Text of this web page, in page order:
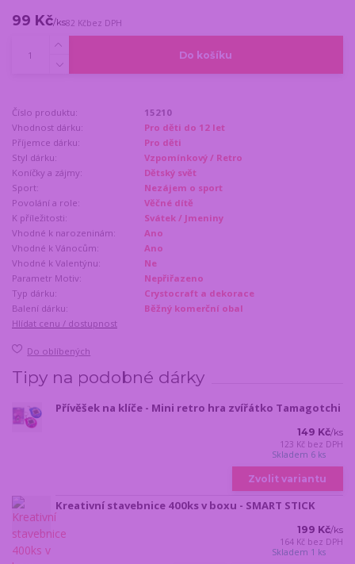
99 Kč/ks82 Kčbez DPH
Do košíku
Číslo produktu:
15210
Vhodnost dárku:
Pro děti do 12 let
Příjemce dárku:
Pro děti
Styl dárku:
Vzpomínkový / Retro
Koníčky a zájmy:
Dětský svět
Sport:
Nezájem o sport
Povolání a role:
Věčné dítě
K příležitosti:
Svátek / Jmeniny
Vhodné k narozeninám:
Ano
Vhodné k Vánocům:
Ano
Vhodné k Valentýnu:
Ne
Parametr Motiv:
Nepřiřazeno
Typ dárku:
Crystocraft a dekorace
Balení dárku:
Běžný komerční obal
Hlídat cenu / dostupnost
Do oblíbených
Tipy na podobné dárky
Přívěšek na klíče - Mini retro hra zvířátko Tamagotchi
149 Kč/ks
123 Kč bez DPH
Skladem 6 ks
Zvolit variantu
Kreativní stavebnice 400ks v boxu - SMART STICK
199 Kč/ks
164 Kč bez DPH
Skladem 1 ks